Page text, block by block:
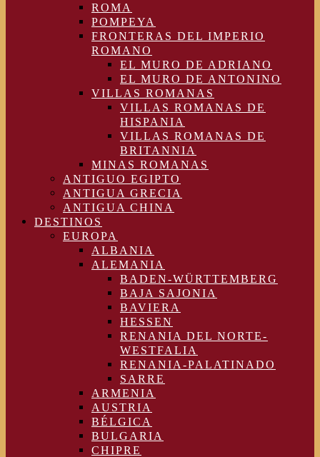
ROMA
POMPEYA
FRONTERAS DEL IMPERIO
ROMANO
EL MURO DE ADRIANO
EL MURO DE ANTONINO
VILLAS ROMANAS
VILLAS ROMANAS DE
HISPANIA
VILLAS ROMANAS DE
BRITANNIA
MINAS ROMANAS
ANTIGUO EGIPTO
ANTIGUA GRECIA
ANTIGUA CHINA
DESTINOS
EUROPA
ALBANIA
ALEMANIA
BADEN-WÜRTTEMBERG
BAJA SAJONIA
BAVIERA
HESSEN
RENANIA DEL NORTE-
WESTFALIA
RENANIA-PALATINADO
SARRE
ARMENIA
AUSTRIA
BÉLGICA
BULGARIA
CHIPRE